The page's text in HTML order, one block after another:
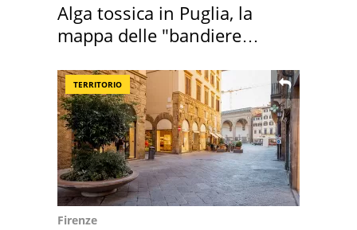
Alga tossica in Puglia, la
mappa delle "bandiere
TERRITORIO
Firenze